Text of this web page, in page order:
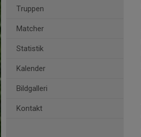
Truppen
Matcher
Statistik
Kalender
Bildgalleri
Kontakt